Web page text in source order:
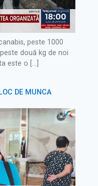
peste 1000
două kg de noi
este o […]
DE MUNCĂ